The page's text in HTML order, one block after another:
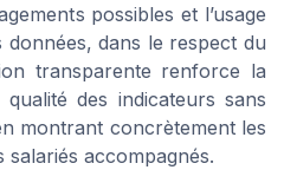
possibles et l’usage
données, dans le respect du
transparente renforce la
des indicateurs sans
montrant concrètement les
accompagnés.